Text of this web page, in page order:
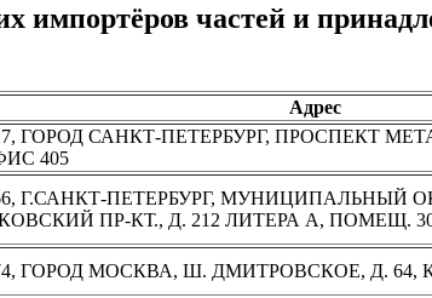
импортёров частей и
Адрес
ГОРОД САНКТ-ПЕТЕРБУРГ, ПРОСПЕКТ
405
Г.САНКТ-ПЕТЕРБУРГ, МУНИЦИПАЛЬНЫЙ
ПР-КТ., Д. 212 ЛИТЕРА А, ПОМЕЩ.
ГОРОД МОСКВА, Ш. ДМИТРОВСКОЕ, Д. 64,